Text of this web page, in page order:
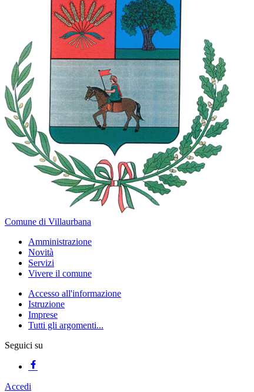
Comune di Villaurbana
Amministrazione
Novità
Servizi
Vivere il comune
Accesso all'informazione
Istruzione
Imprese
Tutti gli argomenti...
Seguici su
Accedi